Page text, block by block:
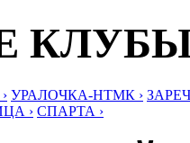
УРАЛОЧКА-НТМК ›
› СПАРТА ›